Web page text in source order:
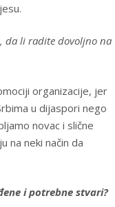
da li radite dovoljno na
organizacije, jer
u dijaspori nego
novac i slične
na neki način da
i potrebne stvari?